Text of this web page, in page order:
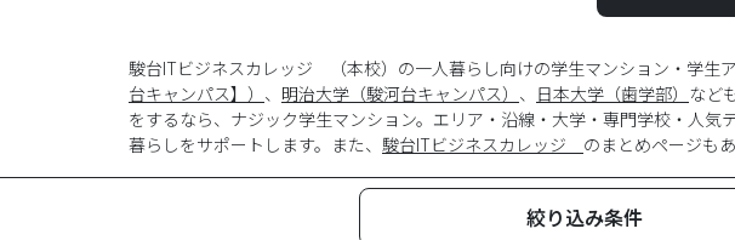
駿台ITビジネスカレッジ （本校）の一人暮らし向けの学生マンション・学生
台キャンパス】） 、 明治大学（駿河台キャンパス） 、 日本大学（歯学部） など
をするなら、ナジック学生マンション。エリア・沿線・大学・専門学校・人気
暮らしをサポートします。また、 駿台ITビジネスカレッジ のまとめページも
絞り込み条件